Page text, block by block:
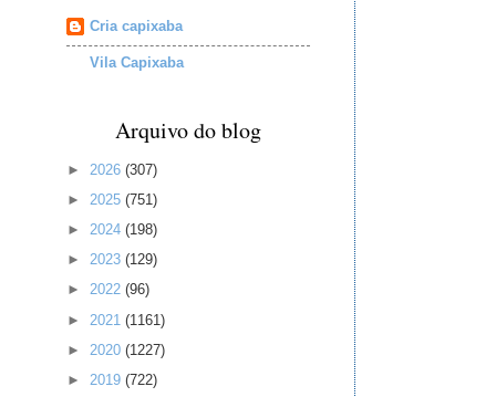
Cria capixaba
Vila Capixaba
Arquivo do blog
► 2026 (307)
► 2025 (751)
► 2024 (198)
► 2023 (129)
► 2022 (96)
► 2021 (1161)
► 2020 (1227)
► 2019 (722)